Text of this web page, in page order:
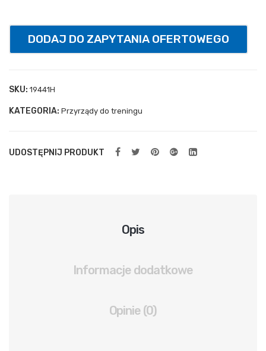
za
DODAJ DO ZAPYTANIA OFERTOWEGO
SKU: 19441H
KATEGORIA: Przyrządy do treningu
UDOSTĘPNIJ PRODUKT
Opis
Informacje dodatkowe
Opinie (0)